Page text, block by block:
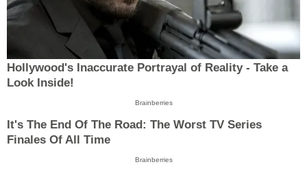
Hollywood's Inaccurate Portrayal of Reality - Take a
Look Inside!
Brainberries
It's The End Of The Road: The Worst TV Series
Finales Of All Time
Brainberries